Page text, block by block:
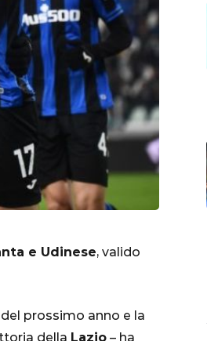
e Udinese, valido
prossimo anno e la
della Lazio – ha